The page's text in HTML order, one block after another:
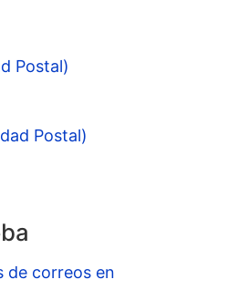
Postal)
Postal)
de correos en